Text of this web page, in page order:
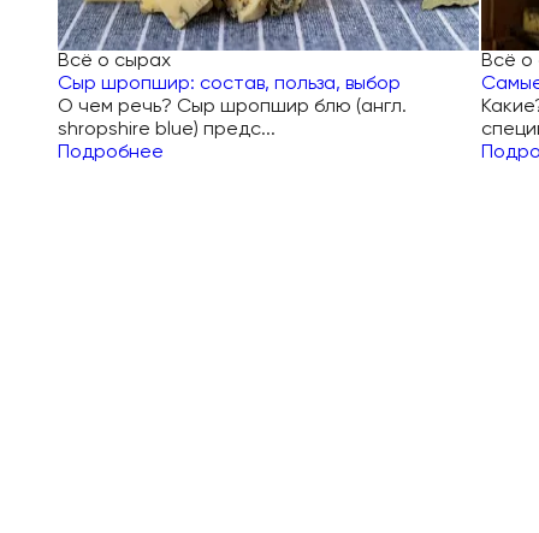
Всё о сырах
Сыр шропшир: состав, польза, выбор
О чем речь? Сыр шропшир блю (англ.
shropshire blue) предс...
Подробнее
Всё о